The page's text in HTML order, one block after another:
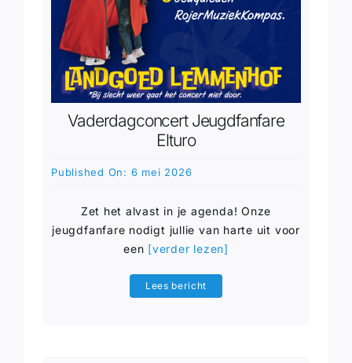
Vaderdagconcert Jeugdfanfare
Elturo
Published On: 6 mei 2026
Zet het alvast in je agenda! Onze
jeugdfanfare nodigt jullie van harte uit voor
een [verder lezen]
Lees bericht